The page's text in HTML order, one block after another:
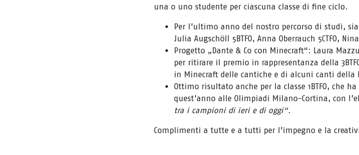
una o uno studente per ciascuna classe di fine ciclo.
Per l’ultimo anno del nostro percorso di studi,
Julia Augschöll 5BTFO, Anna Oberrauch 5CTFO,
Progetto „Dante & Co con Minecraft“: Laura
per ritirare il premio in rappresentanza della
in Minecraft delle cantiche e di alcuni canti della
Ottimo risultato anche per la classe 1BTFO, che
quest’anno alle Olimpiadi Milano-Cortina, con
tra i campioni di ieri e di oggi“.
Complimenti a tutte e a tutti per l’impegno e la